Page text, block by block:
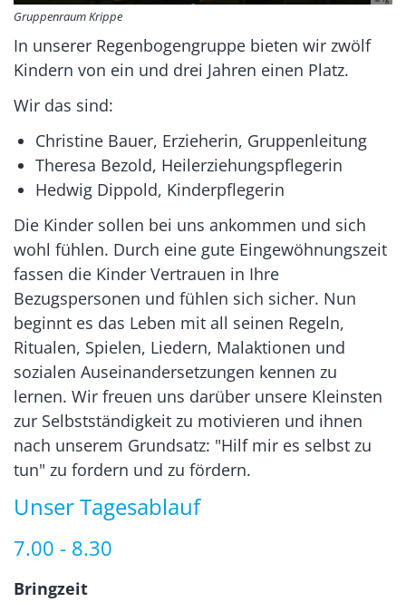
Gruppenraum Krippe
In unserer Regenbogengruppe bieten wir zwölf
Kindern von ein und drei Jahren einen Platz.
Wir das sind:
Christine Bauer, Erzieherin, Gruppenleitung
Theresa Bezold, Heilerziehungspflegerin
Hedwig Dippold, Kinderpflegerin
Die Kinder sollen bei uns ankommen und sich
wohl fühlen. Durch eine gute Eingewöhnungszeit
fassen die Kinder Vertrauen in Ihre
Bezugspersonen und fühlen sich sicher. Nun
beginnt es das Leben mit all seinen Regeln,
Ritualen, Spielen, Liedern, Malaktionen und
sozialen Auseinandersetzungen kennen zu
lernen. Wir freuen uns darüber unsere Kleinsten
zur Selbstständigkeit zu motivieren und ihnen
nach unserem Grundsatz: "Hilf mir es selbst zu
tun" zu fordern und zu fördern.
Unser Tagesablauf
7.00 - 8.30
Bringzeit